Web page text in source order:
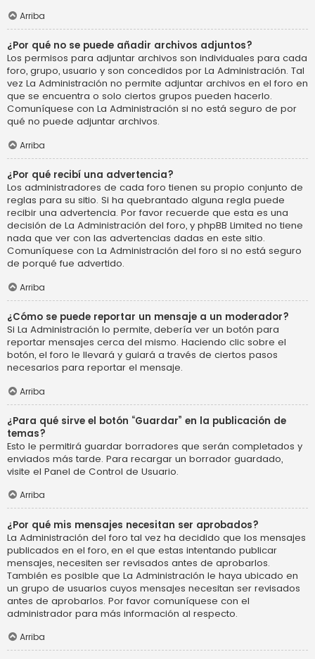
Arriba
¿Por qué no se puede añadir archivos adjuntos?
Los permisos para adjuntar archivos son individuales para cada
foro, grupo, usuario y son concedidos por La Administración. Tal
vez La Administración no permite adjuntar archivos en el foro en
que se encuentra o solo ciertos grupos pueden hacerlo.
Comuníquese con La Administración si no está seguro de por
qué no puede adjuntar archivos.
Arriba
¿Por qué recibí una advertencia?
Los administradores de cada foro tienen su propio conjunto de
reglas para su sitio. Si ha quebrantado alguna regla puede
recibir una advertencia. Por favor recuerde que esta es una
decisión de La Administración del foro, y phpBB Limited no tiene
nada que ver con las advertencias dadas en este sitio.
Comuníquese con La Administración del foro si no está seguro
de porqué fue advertido.
Arriba
¿Cómo se puede reportar un mensaje a un moderador?
Si La Administración lo permite, debería ver un botón para
reportar mensajes cerca del mismo. Haciendo clic sobre el
botón, el foro le llevará y guiará a través de ciertos pasos
necesarios para reportar el mensaje.
Arriba
¿Para qué sirve el botón “Guardar” en la publicación de
temas?
Esto le permitirá guardar borradores que serán completados y
enviados más tarde. Para recargar un borrador guardado,
visite el Panel de Control de Usuario.
Arriba
¿Por qué mis mensajes necesitan ser aprobados?
La Administración del foro tal vez ha decidido que los mensajes
publicados en el foro, en el que estas intentando publicar
mensajes, necesiten ser revisados antes de aprobarlos.
También es posible que La Administración le haya ubicado en
un grupo de usuarios cuyos mensajes necesitan ser revisados
antes de aprobarlos. Por favor comuníquese con el
administrador para más información al respecto.
Arriba